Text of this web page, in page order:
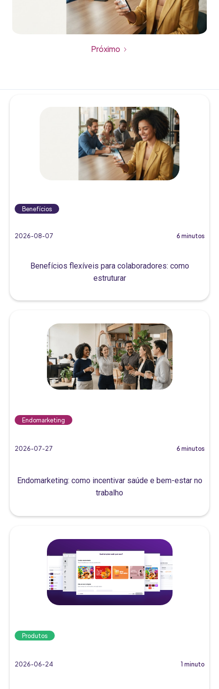
Próximo
Benefícios
2026-08-07 6 minutos
Benefícios flexíveis para colaboradores: como
estruturar
Endomarketing
2026-07-27 6 minutos
Endomarketing: como incentivar saúde e bem-estar no
trabalho
Produtos
2026-06-24 1 minuto